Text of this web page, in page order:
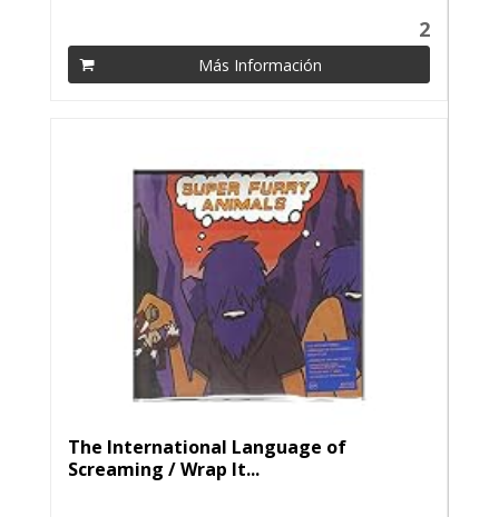
2
Más Información
The International Language of
Screaming / Wrap It...